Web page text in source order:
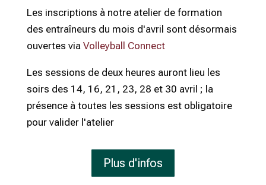
Les inscriptions à notre atelier de formation
des entraîneurs du mois d'avril sont désormais
ouvertes via Volleyball Connect
Les sessions de deux heures auront lieu les
soirs des 14, 16, 21, 23, 28 et 30 avril ; la
présence à toutes les sessions est obligatoire
pour valider l'atelier
Plus d'infos